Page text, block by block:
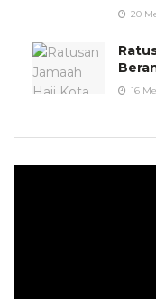
20
16